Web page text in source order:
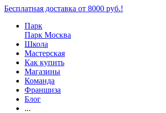
Бесплатная доставка от 8000 руб.!
Парк
Парк Москва
Школа
Мастерская
Как купить
Магазины
Команда
Франшиза
Блог
...